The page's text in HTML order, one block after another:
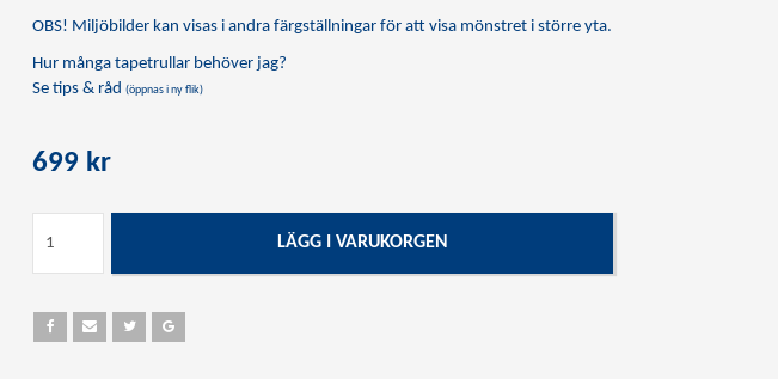
OBS! Miljöbilder kan visas i andra färgställningar för att visa mönstret i större yta.
Hur många tapetrullar behöver jag?
Se tips & råd (öppnas i ny flik)
699 kr
LÄGG I VARUKORGEN